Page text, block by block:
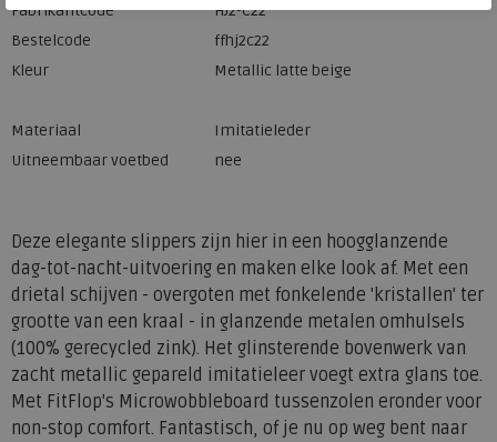
Deze elegante slippers zijn hier in een hoogglanzende
dag-tot-nacht-uitvoering en maken elke look af. Met een
drietal schijven - overgoten met fonkelende 'kristallen' ter
grootte van een kraal - in glanzende metalen omhulsels
(100% gerecycled zink). Het glinsterende bovenwerk van
zacht metallic gepareld imitatieleer voegt extra glans toe.
Met FitFlop's Microwobbleboard tussenzolen eronder voor
non-stop comfort. Fantastisch, of je nu op weg bent naar
Fabrikantcode
HJ2-C22
Bestelcode
ffhj2c22
Kleur
Metallic latte beige
Materiaal
Imitatieleder
Uitneembaar voetbed
nee